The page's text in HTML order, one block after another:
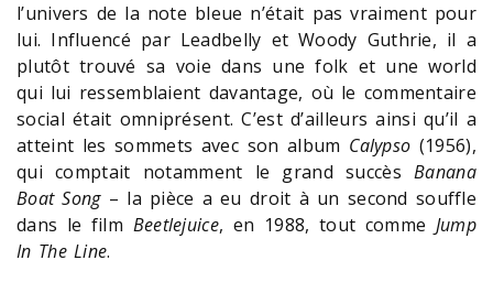
l’univers de la note bleue n’était pas vraiment pour
lui. Influencé par Leadbelly et Woody Guthrie, il a
plutôt trouvé sa voie dans une folk et une world
qui lui ressemblaient davantage, où le commentaire
social était omniprésent. C’est d’ailleurs ainsi qu’il a
atteint les sommets avec son album Calypso (1956),
qui comptait notamment le grand succèsBanana
Boat Song– la pièce a eu droit à un second souffle
dans le film Beetlejuice, en 1988, tout comme Jump
In The Line.